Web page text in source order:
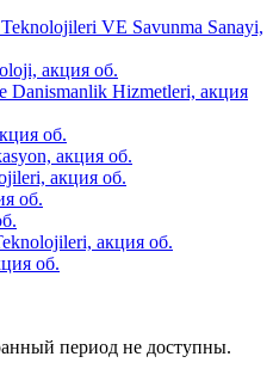
VE Savunma Sanayi,
акция об.
Danismanlik Hizmetleri, акция
об.
акция об.
акция об.
об.
акция об.
об.
период не доступны.